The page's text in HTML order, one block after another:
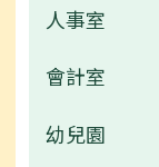
校園公告
常用連結
活動相簿
業務職掌
校園公告
輔導室
人事室
業務職掌
校園公告
會計室
業務職掌
幼兒園